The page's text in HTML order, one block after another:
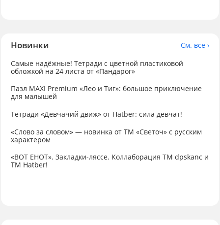
Новинки
См. все ›
Самые надёжные! Тетради с цветной пластиковой
обложкой на 24 листа от «Пандарог»
Пазл MAXI Premium «Лео и Тиг»: большое приключение
для малышей
Тетради «Девчачий движ» от Hatber: сила девчат!
«Слово за словом» — новинка от ТМ «Светоч» с русским
характером
«ВОТ ЕНОТ». Закладки-ляссе. Коллаборация TM dpskanc и
ТМ Hatber!